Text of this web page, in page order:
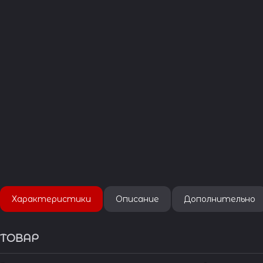
Характеристики Описание Дополнительно
ТОВАР